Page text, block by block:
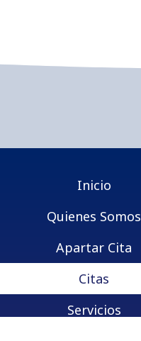
Inicio
Quienes Somos
Apartar Cita
Citas
Servicios